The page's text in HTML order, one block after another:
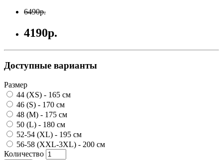
6490р.
4190р.
Доступные варианты
Размер
44 (XS) - 165 см
46 (S) - 170 см
48 (M) - 175 см
50 (L) - 180 см
52-54 (XL) - 195 см
56-58 (XXL-3XL) - 200 см
Количество